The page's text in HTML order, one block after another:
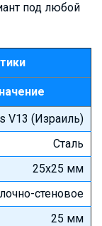
под любой
V13 (Израиль)
Сталь
25х25 мм
стеновое
25 мм